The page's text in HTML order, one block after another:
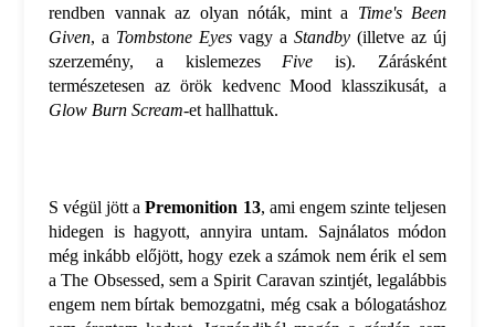
rendben vannak az olyan nóták, mint a Time's Been
Given, a Tombstone Eyes vagy a Standby (illetve az új
szerzemény, a kislemezes Five is). Zárásként
természetesen az örök kedvenc Mood klasszikusát, a
Glow Burn Scream-et hallhattuk.
S végül jött aPremonition 13, ami engem szinte teljesen
hidegen is hagyott, annyira untam. Sajnálatos módon
még inkább előjött, hogy ezek a számok nem érik el sem
a The Obsessed, sem a Spirit Caravan szintjét, legalábbis
engem nem bírtak bemozgatni, még csak a bólogatáshoz